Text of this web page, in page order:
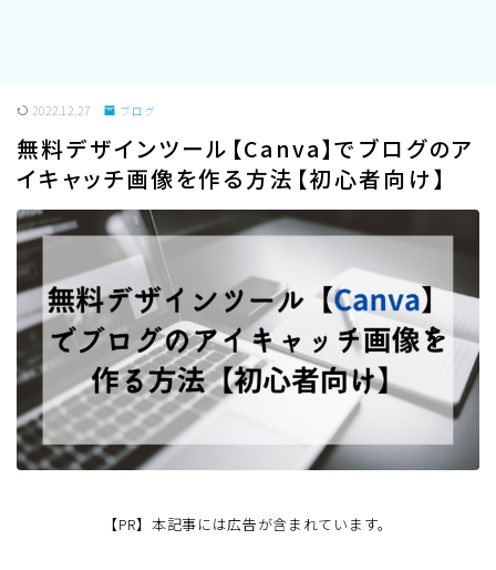
2022.12.27 ブログ
無料デザインツール【Canva】でブログのア
イキャッチ画像を作る方法【初心者向け】
【PR】本記事には広告が含まれています。